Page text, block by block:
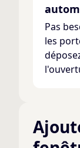
Pas
les